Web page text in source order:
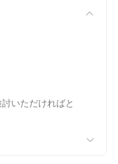
いただければと